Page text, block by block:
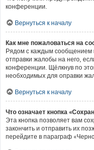
конференции.
Вернуться к началу
Как мне пожаловаться на
Рядом с каждым сообщением
отправки жалобы на него,
конференции. Щёлкнув по
необходимых для оправки
Вернуться к началу
Что означает кнопка
Эта кнопка позволяет вам
закончить и отправить их
перейдите в параграф